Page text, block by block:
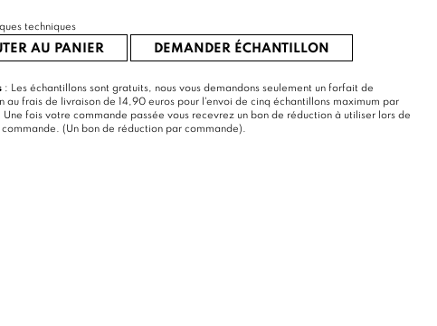
techniques
AU PANIER DEMANDER ÉCHANTILLON
: Les échantillons sont gratuits, nous vous demandons seulement un forfait de
au frais de livraison de 14,90 euros pour l'envoi de cinq échantillons maximum par
fois votre commande passée vous recevrez un bon de réduction à utiliser lors de
(Un bon de réduction par commande).